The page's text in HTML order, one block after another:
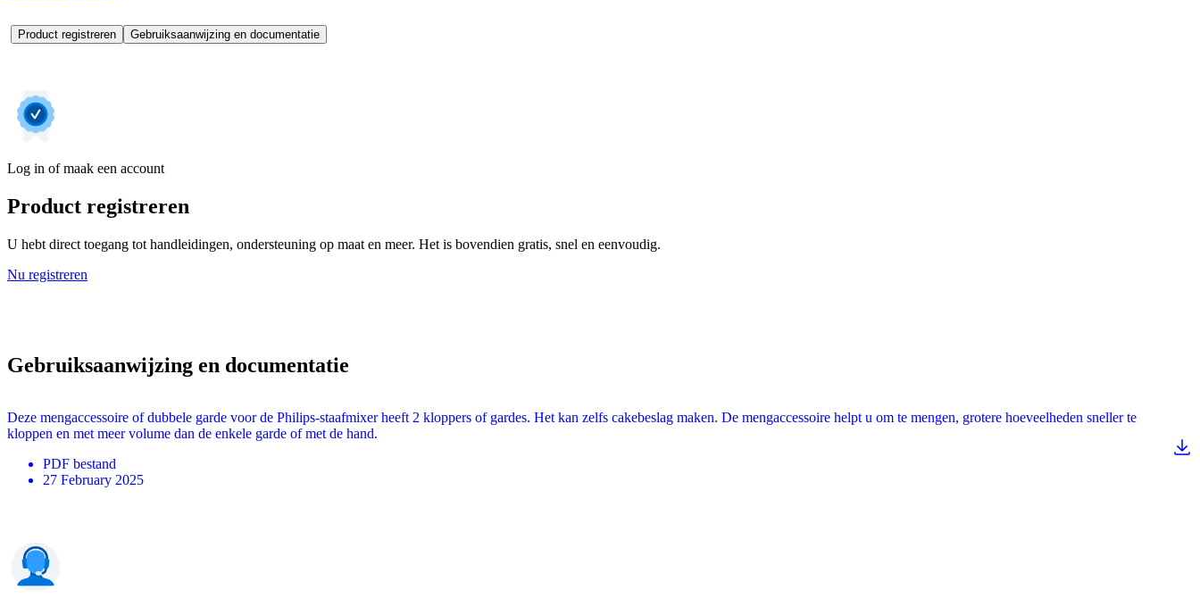
Product registreren Gebruiksaanwijzing en documentatie
Log in of maak een account
Product registreren
U hebt direct toegang tot handleidingen, ondersteuning op maat en meer. Het is bovendien gratis, snel en eenvoudig.
Nu registreren
Gebruiksaanwijzing en documentatie
Deze mengaccessoire of dubbele garde voor de Philips-staafmixer heeft 2 kloppers of gardes. Het kan zelfs cakebeslag maken. De mengaccessoire helpt u om te mengen, grotere hoeveelheden sneller te
kloppen en met meer volume dan de enkele garde of met de hand.
PDF bestand
27 February 2025